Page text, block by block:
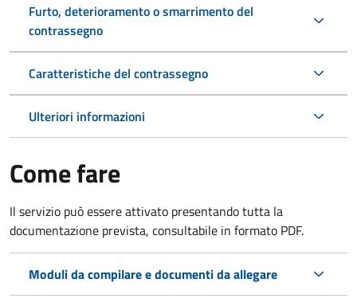
Furto, deterioramento o smarrimento del
contrassegno
Caratteristiche del contrassegno
Ulteriori informazioni
Come fare
Il servizio può essere attivato presentando tutta la
documentazione prevista, consultabile in formato PDF.
Moduli da compilare e documenti da allegare